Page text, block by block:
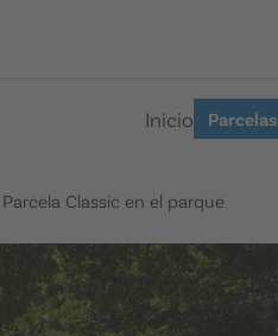
Inicio Parcelas
Parcela Classic en el parque